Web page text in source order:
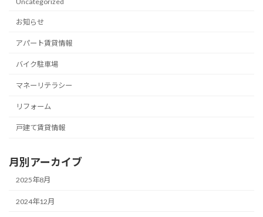
お知らせ
アパート賃貸情報
バイク駐車場
マネーリテラシー
リフォーム
戸建て賃貸情報
月別アーカイブ
2025年8月
2024年12月